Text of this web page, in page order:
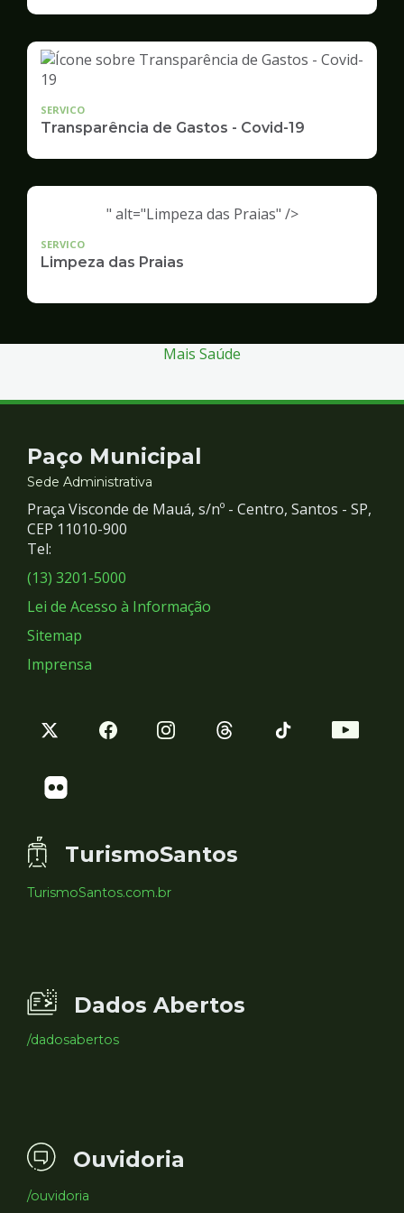
Infraestrutura
Serviços
Públicos
SERVICO
Transparência de Gastos - Covid-19
" alt="Limpeza das Praias" />
SERVICO
Limpeza das Praias
Mais Saúde
Contato
e
Redes
Sociais
Paço Municipal
Sede Administrativa
Praça Visconde de Mauá, s/nº - Centro, Santos - SP,
CEP 11010-900
Tel:
(13) 3201-5000
Lei de Acesso à Informação
Sitemap
Imprensa
TurismoSantos
TurismoSantos.com.br
Dados Abertos
/dadosabertos
Ouvidoria
/ouvidoria